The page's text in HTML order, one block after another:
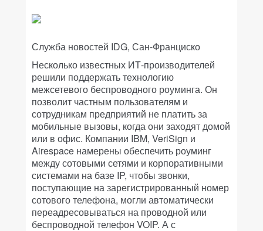
Служба новостей IDG, Сан-Франциско
Несколько известных ИТ-производителей
решили поддержать технологию
межсетевого беспроводного роуминга. Он
позволит частным пользователям и
сотрудникам предприятий не платить за
мобильные вызовы, когда они заходят домой
или в офис. Компании IBM, VeriSign и
Airespace намерены обеспечить роуминг
между сотовыми сетями и корпоративными
системами на базе IP, чтобы звонки,
поступающие на зарегистрированный номер
сотового телефона, могли автоматически
переадресовываться на проводной или
беспроводной телефон VOIP. А с